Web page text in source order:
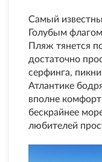
Самый
Голубым
Пляж тянется
достаточно
серфинга,
Атлантике
вполне
бескрайнее
любителей